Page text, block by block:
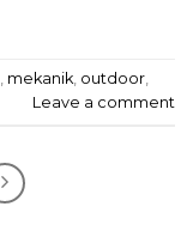
, mekanik, outdoor,
Leave a comment